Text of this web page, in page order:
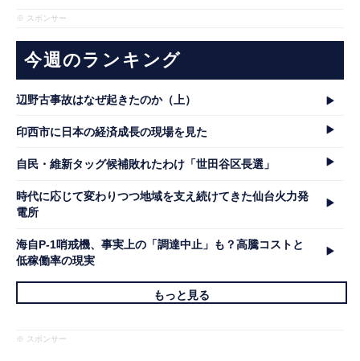
※ スポンサー
今週のランキング
辺野古事故はなぜ起きたのか（上）
印西市に日本の経済成長の現場を見た
自民・維新タッグ候補敗れたわけ「世田谷区長選」
時代に応じて変わりつつ地域を支え続けてきた仙台火力発
電所
海自P-1哨戒機、事実上の「調達中止」も？高騰コストと
低稼働率の現実
もっと見る
※ スポンサー